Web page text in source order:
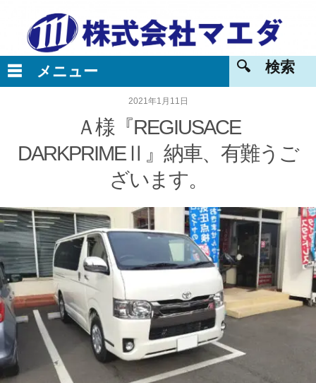
2021年1月11日
Ａ様『REGIUSACE
DARKPRIMEⅡ』納車、有難うご
ざいます。